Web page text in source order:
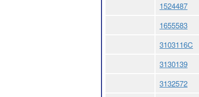
1524487
1655583
3103116C
3130139
3132572